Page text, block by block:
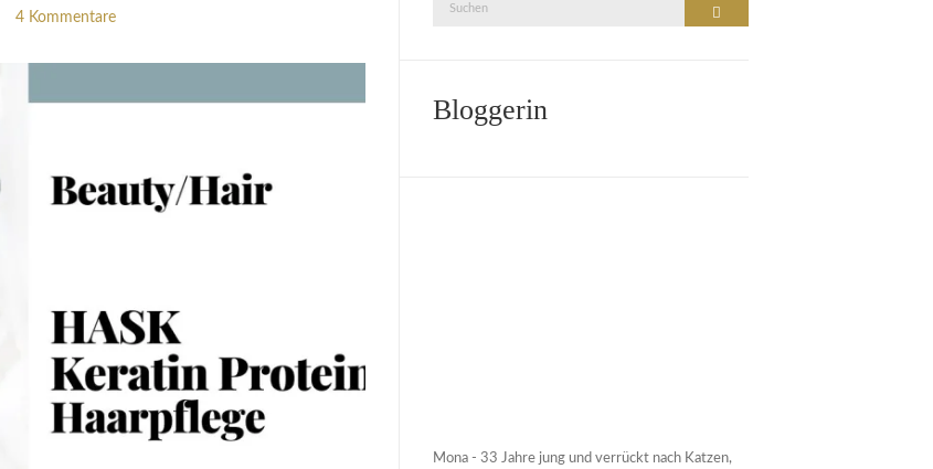
4 Kommentare
Suchen
Bloggerin
Mona - 33 Jahre jung und verrückt nach Katzen,